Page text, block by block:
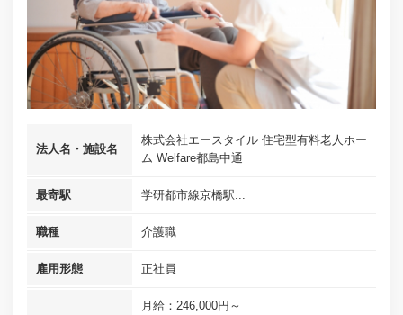
法人名・施設名
株式会社エースタイル 住宅型有料老人ホー
ム Welfare都島中通
最寄駅 学研都市線京橋駅...
職種 介護職
雇用形態 正社員
月給：246,000円～